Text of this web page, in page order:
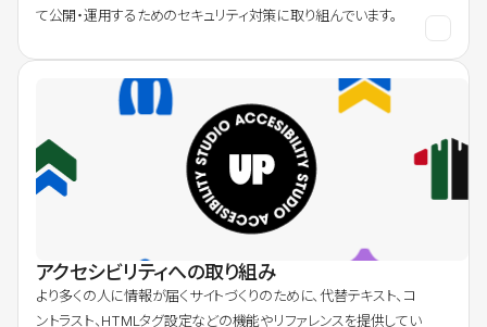
て公開・運用するためのセキュリティ対策に取り組んでいます。
アクセシビリティへの取り組み
より多くの人に情報が届くサイトづくりのために、代替テキスト、コ
ントラスト、HTMLタグ設定などの機能やリファレンスを提供してい